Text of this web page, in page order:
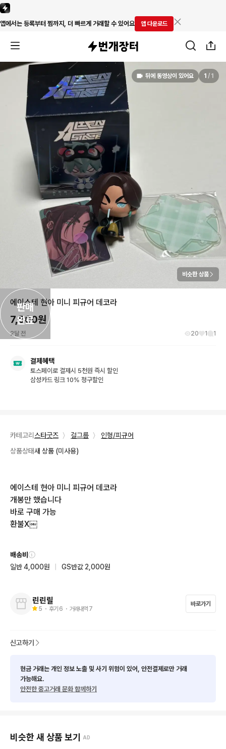
앱에서는 등록부터 찜까지, 더 빠르게 거래할 수 있어요 앱 다운로드
판매
완료
뒤에 동영상이 있어요 1 / 1
비슷한 상품
에이스테 현아 미니 피규어 데코라
7,500원
2달 전 20 1 1
결제혜택
토스페이로 결제시 5천원 즉시 할인
삼성카드 링크 10% 청구할인
카테고리 스타굿즈 〉 걸그룹 〉
인형/피규어
상품상태새 상품 (미사용)
에이스테 현아 미니 피규어 데코라
개봉만 했습니다
바로 구매 가능
환불X￼
배송비
일반 4,000원
GS반값 2,000원
린린릴
5 ・ 후기 6 ・ 거래내역 7
바로가기
신고하기
현금 거래는 개인 정보 노출 및 사기 위험이 있어, 안전결제로만 거래
가능해요.
안전한 중고거래 문화 함께하기
비슷한 새 상품 보기 AD